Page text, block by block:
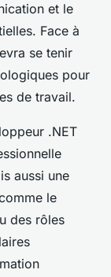
et le
Face à
se tenir
pour
de travail.
.NET
aussi une
le
des rôles